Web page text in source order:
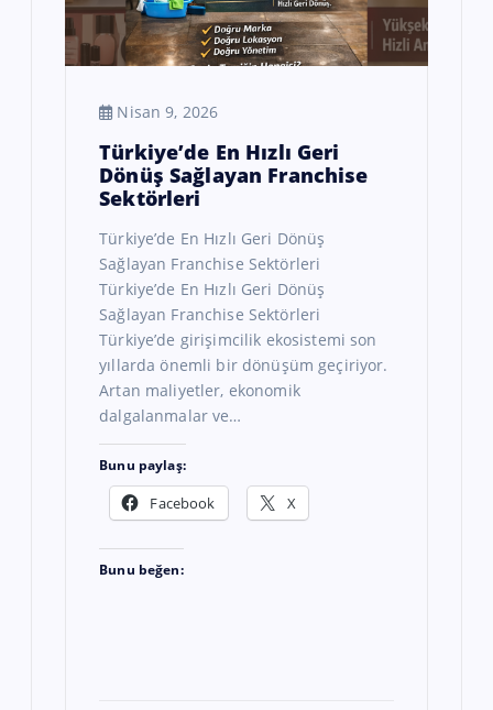
Nisan 9, 2026
Türkiye’de En Hızlı Geri
Dönüş Sağlayan Franchise
Sektörleri
Türkiye’de En Hızlı Geri Dönüş
Sağlayan Franchise Sektörleri
Türkiye’de En Hızlı Geri Dönüş
Sağlayan Franchise Sektörleri
Türkiye’de girişimcilik ekosistemi son
yıllarda önemli bir dönüşüm geçiriyor.
Artan maliyetler, ekonomik
dalgalanmalar ve…
Bunu paylaş:
Facebook X
Bunu beğen: